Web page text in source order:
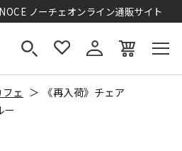
ノーチェオンライン通販サイト
ェ
《再入荷》チェア
ー